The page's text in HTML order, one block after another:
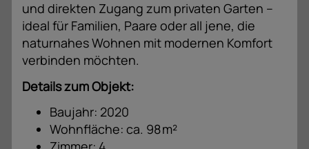
und direkten Zugang zum privaten Garten –
ideal für Familien, Paare oder all jene, die
naturnahes Wohnen mit modernen Komfort
verbinden möchten.
Details zum Objekt:
Baujahr: 2020
Wohnfläche: ca. 98 m²